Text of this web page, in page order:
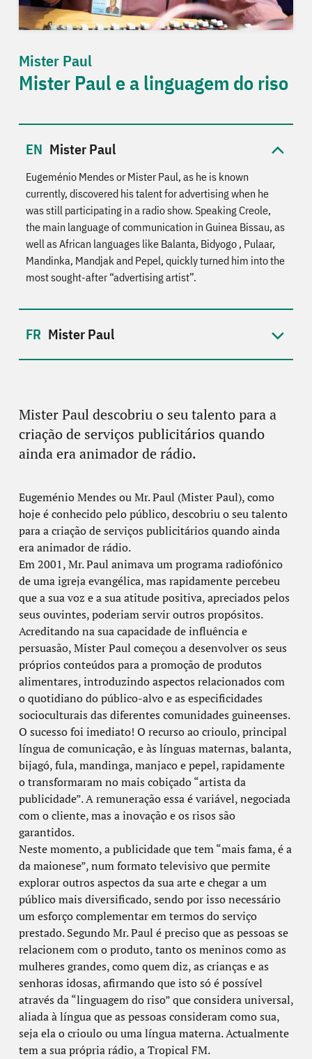
Mister Paul
Mister Paul e a linguagem do riso
Mister Paul
Eugeménio Mendes or Mister Paul, as he is known
currently, discovered his talent for advertising when he
was still participating in a radio show. Speaking Creole,
the main language of communication in Guinea Bissau, as
well as African languages like Balanta, Bidyogo , Pulaar,
Mandinka, Mandjak and Pepel, quickly turned him into the
most sought-after “advertising artist”.
Mister Paul
Mister Paul descobriu o seu talento para a
criação de serviços publicitários quando
ainda era animador de rádio.
Eugeménio Mendes ou Mr. Paul (Mister Paul), como
hoje é conhecido pelo público, descobriu o seu talento
para a criação de serviços publicitários quando ainda
era animador de rádio.
Em 2001, Mr. Paul animava um programa radiofónico
de uma igreja evangélica, mas rapidamente percebeu
que a sua voz e a sua atitude positiva, apreciados pelos
seus ouvintes, poderiam servir outros propósitos.
Acreditando na sua capacidade de influência e
persuasão, Mister Paul começou a desenvolver os seus
próprios conteúdos para a promoção de produtos
alimentares, introduzindo aspectos relacionados com
o quotidiano do público-alvo e as especificidades
socioculturais das diferentes comunidades guineenses.
O sucesso foi imediato! O recurso ao crioulo, principal
língua de comunicação, e às línguas maternas, balanta,
bijagó, fula, mandinga, manjaco e pepel, rapidamente
o transformaram no mais cobiçado “artista da
publicidade”. A remuneração essa é variável, negociada
com o cliente, mas a inovação e os risos são
garantidos.
Neste momento, a publicidade que tem “mais fama, é a
da maionese”, num formato televisivo que permite
explorar outros aspectos da sua arte e chegar a um
público mais diversificado, sendo por isso necessário
um esforço complementar em termos do serviço
prestado. Segundo Mr. Paul é preciso que as pessoas se
relacionem com o produto, tanto os meninos como as
mulheres grandes, como quem diz, as crianças e as
senhoras idosas, afirmando que isto só é possível
através da “linguagem do riso” que considera universal,
aliada à língua que as pessoas consideram como sua,
seja ela o crioulo ou uma língua materna. Actualmente
tem a sua própria rádio, a Tropical FM.